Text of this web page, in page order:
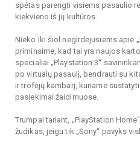
spėtas parengti visiems pasaulio
kiekvieno iš jų kultūros.
Nieko iki šiol negirdėjusiems apie
priminsime, kad tai yra naujos
specialiai „Playstation 3“
po virtualų pasaulį, bendrauti su
ir trofėjų kambarį, kuriame
pasiekimai žaidimuose.
Trumpai tariant, „PlayStation
žudikas, jeigu tik „Sony“ pavyks